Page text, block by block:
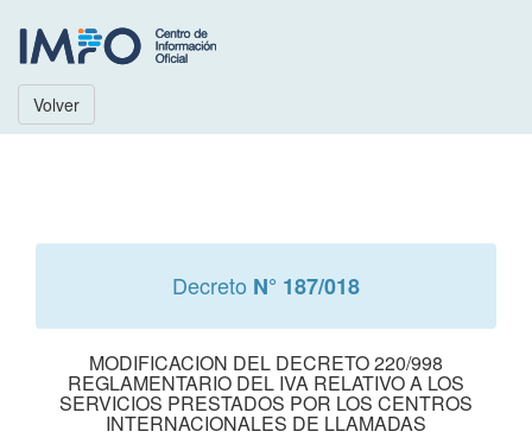
Volver
Decreto N° 187/018
MODIFICACION DEL DECRETO 220/998
REGLAMENTARIO DEL IVA RELATIVO A LOS
SERVICIOS PRESTADOS POR LOS CENTROS
INTERNACIONALES DE LLAMADAS